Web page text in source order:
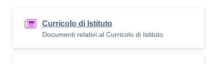
Curricolo di Istituto
Documenti relativi al Curricolo di Istituto